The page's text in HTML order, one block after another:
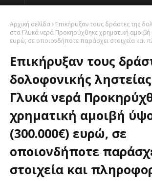
Αρχική σελίδα
Επικήρυξαν τους δράστες της
στα Γλυκά νερά Προκηρύχθηκε χρηματική
ευρώ, σε οποιονδήποτε παράσχει στοιχεία και
Επικήρυξαν τους
δολοφονικής
Γλυκά νερά
χρηματική αμοιβή
(300.000€) ευρώ, σε
οποιονδήποτε
στοιχεία και